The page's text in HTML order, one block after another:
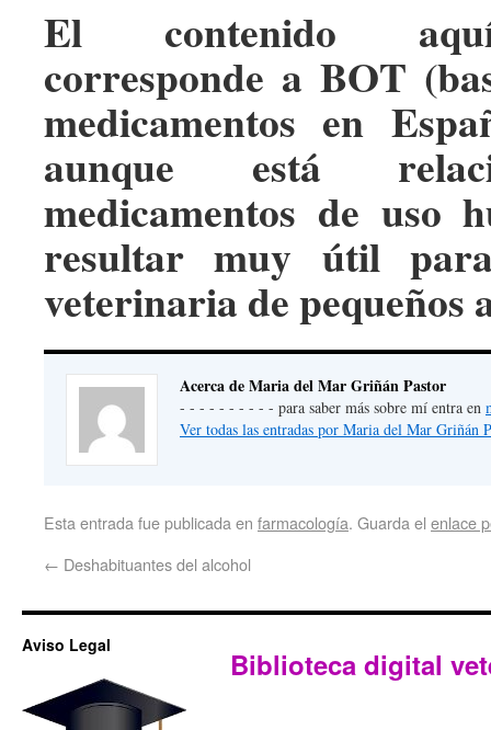
El contenido
corresponde a BOT
medicamentos en
aunque está
medicamentos de uso
resultar muy útil
veterinaria de pequeños
Acerca de Maria del Mar Griñán Pastor
- - - - - - - - - - para saber más sobre mí entra en
Ver todas las entradas por Maria del Mar Griñán
Esta entrada fue publicada en farmacología. Guarda el enlace
← Deshabituantes del alcohol
Aviso Legal
Biblioteca digital